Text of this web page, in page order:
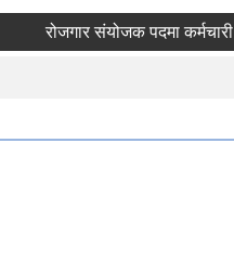
रोजगार संयोजक पदमा कर्मचारी